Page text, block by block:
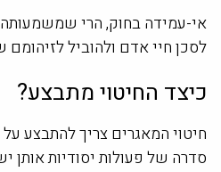
אי-עמידה בחוק, הרי שמשמעותה
לסכן חיי אדם ולהוביל
כיצד החיטוי מתבצע?
חיטוי המאגרים צריך להתבצע
סדרה של פעולות יסודיות אותן